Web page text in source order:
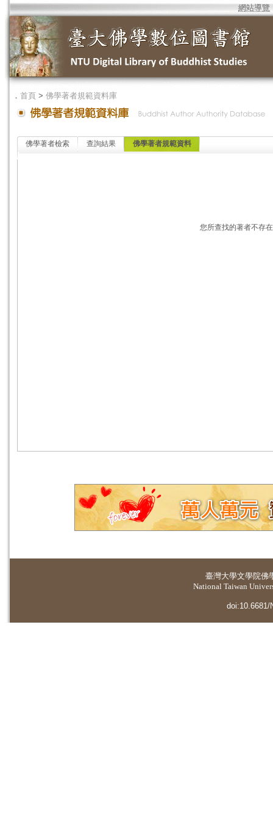
網站導覽
． 首頁 > 佛學著者規範資料庫
佛學著者檢索 查詢結果 佛學著者規範資料
您所查找的著者不存
臺灣大學文學院佛
National Taiwan
doi:10.6681/